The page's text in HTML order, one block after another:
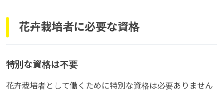
花卉栽培者に必要な資格
特別な資格は不要
花卉栽培者として働くために特別な資格は必要ありません